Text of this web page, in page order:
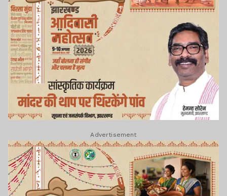
Advertisement